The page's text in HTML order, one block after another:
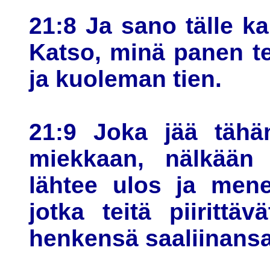
21:8 Ja sano tälle
Katso, minä panen
ja kuoleman tien.
21:9 Joka jää
miekkaan,
lähtee ulos ja
jotka teitä
henkensä